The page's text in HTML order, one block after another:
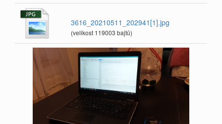
3616_20210511_202941[1].jpg
(velikost 119003 bajtů)